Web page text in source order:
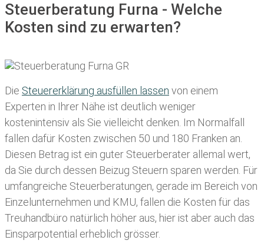
Steuerberatung Furna - Welche
Kosten sind zu erwarten?
Die Steuererklärung ausfüllen lassen von einem
Experten in Ihrer Nähe ist deutlich weniger
kostenintensiv als Sie vielleicht denken. Im Normalfall
fallen dafür Kosten zwischen 50 und 180 Franken an.
Diesen Betrag ist ein guter Steuerberater allemal wert,
da Sie durch dessen Beizug Steuern sparen werden. Für
umfangreiche Steuerberatungen, gerade im Bereich von
Einzelunternehmen und KMU, fallen die Kosten für das
Treuhandbüro natürlich höher aus, hier ist aber auch das
Einsparpotential erheblich grösser.